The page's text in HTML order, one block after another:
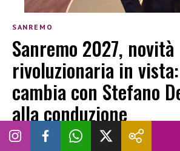
SANREMO
Sanremo 2027, novità
rivoluzionaria in
cambia con Stefano
alla conduzione
LUCREZIA CIOTTI|16 LUGLIO 2026